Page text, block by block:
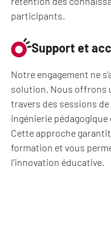
participants.
Support et
Notre engagement ne
solution. Nous offrons
travers des sessions
ingénierie
Cette approche
formation et vous
l’innovation éducative.